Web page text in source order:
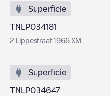
Superfície
TNLP034181
2 Lippestraat 1966 XM
Superfície
TNLP034647